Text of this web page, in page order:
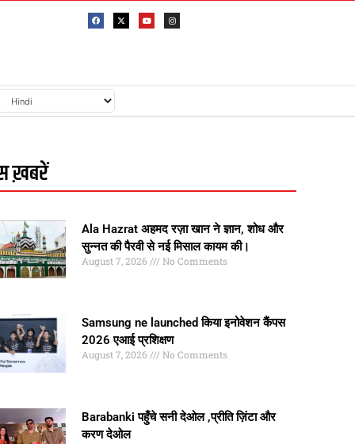
ख़बरें
Ala Hazrat अहमद रज़ा खान ने ज्ञान, शोध और
सुन्नत की पैरवी से नई मिसाल कायम की।
August 7, 2026 No Comments
Samsung ne launched किया इनोवेशन कैंपस
2026 एआई प्रशिक्षण
August 7, 2026 No Comments
Barabanki पहुँचे सनी देओल ,प्रीति ज़िंटा और
करण देओल